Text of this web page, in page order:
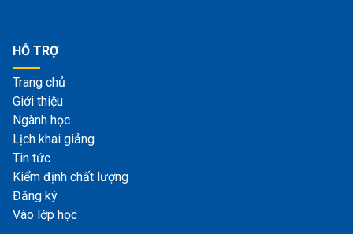
HỖ TRỢ
Trang chủ
Giới thiệu
Ngành học
Lịch khai giảng
Tin tức
Kiểm định chất lượng
Đăng ký
Vào lớp học